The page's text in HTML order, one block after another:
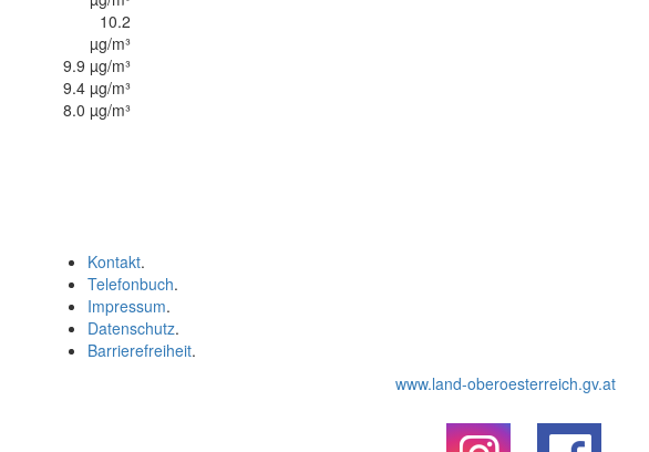
10.2
µg/m³
9.9 µg/m³
9.4 µg/m³
8.0 µg/m³
Kontakt.
Telefonbuch.
Impressum.
Datenschutz.
Barrierefreiheit.
www.land-oberoesterreich.gv.at